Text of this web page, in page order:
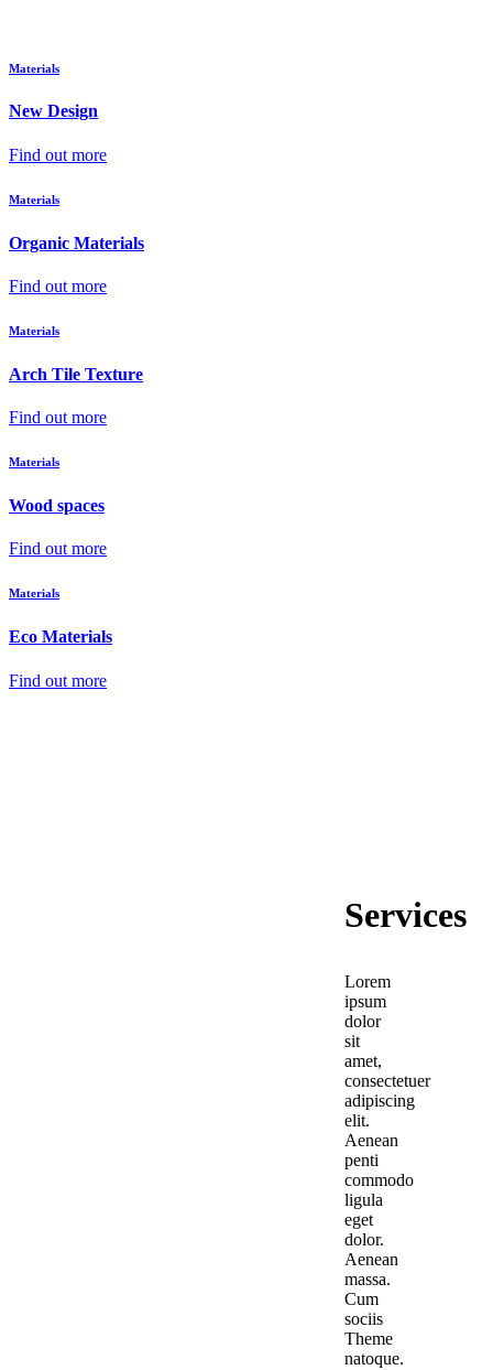
Materials
New Design
Find out more
Materials
Organic Materials
Find out more
Materials
Arch Tile Texture
Find out more
Materials
Wood spaces
Find out more
Materials
Eco Materials
Find out more
Services
Lorem
ipsum
dolor
sit
amet,
consectetuer
adipiscing
elit.
Aenean
penti
commodo
ligula
eget
dolor.
Aenean
massa.
Cum
sociis
Theme
natoque.